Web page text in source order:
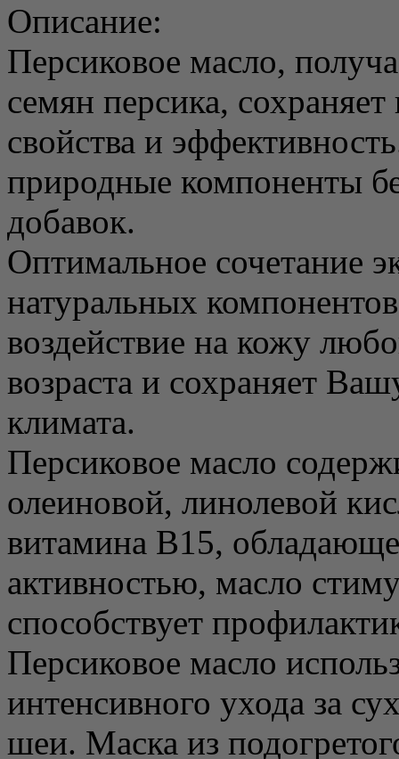
Описание:
Персиковое масло,
семян персика,
свойства и
природные компоненты
добавок.
Оптимальное сочетание
натуральных
воздействие на кожу
возраста и сохраняет
климата.
Персиковое масло
олеиновой, линолевой
витамина В15,
активностью, масло
способствует
Персиковое масло
интенсивного ухода за
шеи. Маска из